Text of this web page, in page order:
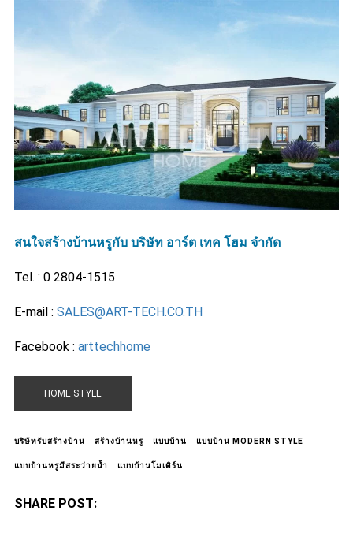
สนใจสร้างบ้านหรูกับ บริษัท อาร์ต เทค โฮม จำกัด
Tel. : 0 2804-1515
E-mail : SALES@ART-TECH.CO.TH
Facebook : arttechhome
HOME STYLE
บริษัทรับสร้างบ้าน สร้างบ้านหรู แบบบ้าน แบบบ้าน MODERN STYLE
แบบบ้านหรูมีสระว่ายน้ำ แบบบ้านโมเดิร์น
SHARE POST: